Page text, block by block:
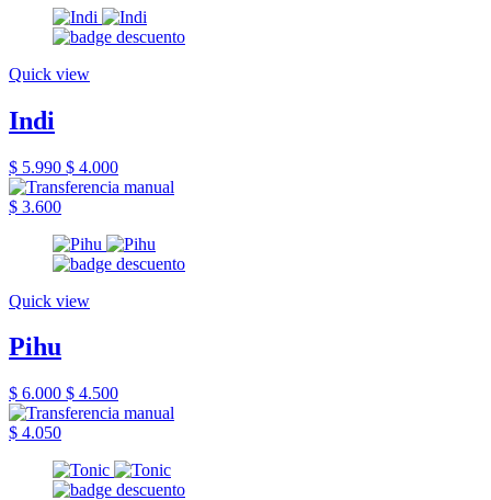
Quick view
Indi
$ 5.990 $ 4.000
$ 3.600
Quick view
Pihu
$ 6.000 $ 4.500
$ 4.050